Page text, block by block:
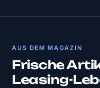
AUS DEM MAGAZIN
Frische
Leasing-